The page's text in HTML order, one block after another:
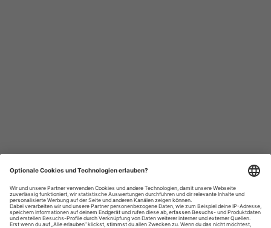
Datenschutzhinweise
Impressum